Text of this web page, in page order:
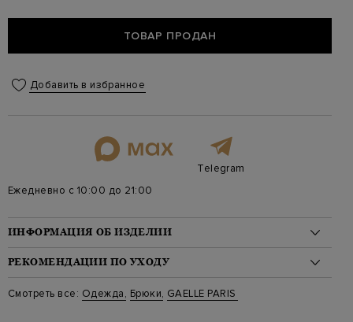
ТОВАР ПРОДАН
Добавить в избранное
Telegram
Ежедневно с 10:00 до 21:00
ИНФОРМАЦИЯ ОБ ИЗДЕЛИИ
Материал: полиэстер 100%
На модели: 180/84/61/87 на модели размер 42
Стиль: Прямые, С принтом, Высокая посадка
Цвет: Мульти
РЕКОМЕНДАЦИИ ПО УХОДУ
Стирка: Обычная стирка при температуре воды до 40 градусов
Отбеливание: Отбеливание запрещено
Смотреть все: Одежда, Брюки, GAELLE PARIS